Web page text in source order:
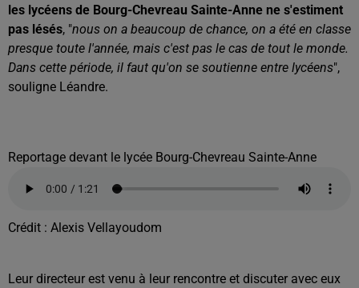
les lycéens de Bourg-Chevreau Sainte-Anne ne s'estiment
pas lésés, "nous on a beaucoup de chance, on a été en classe
presque toute l'année, mais c'est pas le cas de tout le monde.
Dans cette période, il faut qu'on se soutienne entre lycéens",
souligne Léandre.
Reportage devant le lycée Bourg-Chevreau Sainte-Anne
Crédit : Alexis Vellayoudom
Leur directeur est venu à leur rencontre et discuter avec eux